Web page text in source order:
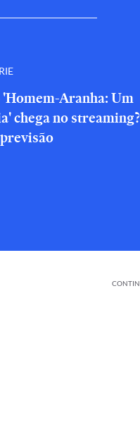
Aranha: Um
chega no streaming?